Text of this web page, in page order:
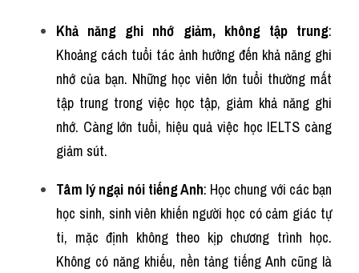
Khả năng ghi nhớ giảm, không tập trung:
Khoảng cách tuổi tác ảnh hưởng đến khả năng ghi
nhớ của bạn. Những học viên lớn tuổi thường mất
tập trung trong việc học tập, giảm khả năng ghi
nhớ. Càng lớn tuổi, hiệu quả việc học IELTS càng
giảm sút.
Tâm lý ngại nói tiếng Anh: Học chung với các bạn
học sinh, sinh viên khiến người học có cảm giác tự
ti, mặc định không theo kịp chương trình học.
Không có năng khiếu, nền tảng tiếng Anh cũng là